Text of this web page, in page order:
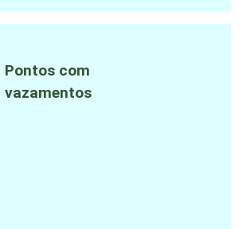
Pontos com
vazamentos